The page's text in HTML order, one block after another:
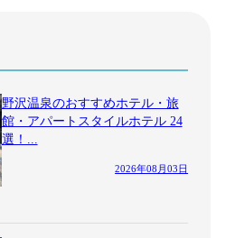
野沢温泉のおすすめホテル・旅
館・アパートスタイルホテル 24
選！...
2026年08月03日